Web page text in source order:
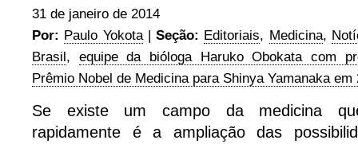
31 de janeiro de 2014
Por: Paulo Yokota|Seção: Editoriais, Medicina,
Brasil, equipe da bióloga Haruko Obokata com
Prêmio Nobel de Medicina para Shinya Yamanaka em
Se existe um campo da medicina
rapidamente é a ampliação das